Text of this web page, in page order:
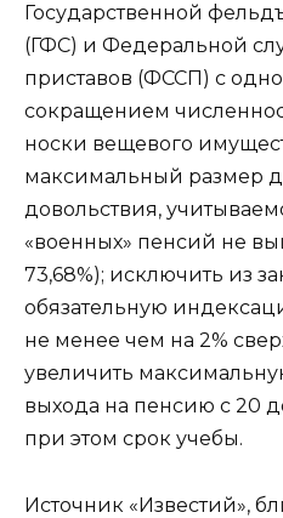
Государственной
(ГФС) и Федеральной
приставов (ФССП) с
сокращением
носки вещевого
максимальный размер
довольствия,
«военных» пенсий не
73,68%); исключить из
обязательную
не менее чем на 2%
увеличить
выхода на пенсию с 20
при этом срок учебы.
Источник «Известий»,